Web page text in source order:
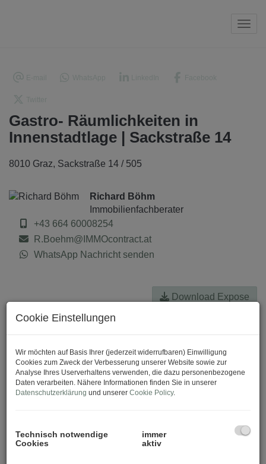
Gastro- Räumlichkeiten in
Innenstadtlage | Sackstraße 14
8010 Graz, Sackstraße 14 / 505
Richard Böhm
Immobilienfachberater
+43 664 60008254
R.Boehm@IMMOcontract.at
WhatsApp Nachricht senden
Download Expose
Cookie Einstellungen
Wir möchten auf Basis Ihrer (jederzeit widerrufbaren) Einwilligung
Cookies zum Zweck der Verbesserung unserer Website sowie zur
Analyse Ihres Userverhaltens verwenden, die dazu personenbezogene
Daten verarbeiten. Nähere Informationen finden Sie in unserer
Datenschutzerklärung und unserer Cookie Policy.
Technisch notwendige
Cookies
immer
aktiv